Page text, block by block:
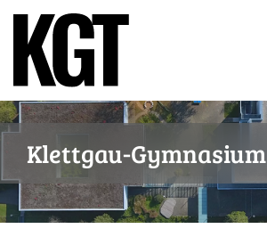
Klettgau-Gymnasium